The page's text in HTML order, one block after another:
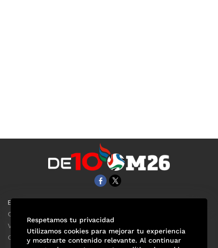
EL UNIVERSAL
Clase
ViveUSA
Confabulario
Respetamos tu privacidad
Utilizamos cookies para mejorar tu experiencia
y mostrarte contenido relevante. Al continuar